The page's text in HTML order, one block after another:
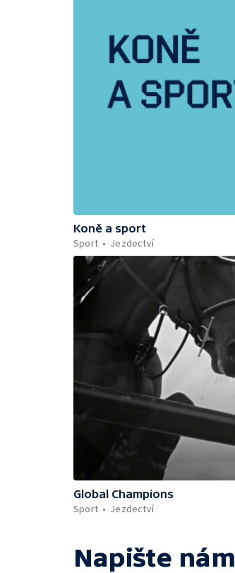
Koně a sport
Sport
Jezdectví
Global Champions
Sport
Jezdectví
Napište nám